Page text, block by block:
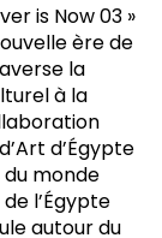
is Now 03 »
ère de
la
à la
d’Égypte
monde
l’Égypte
autour du